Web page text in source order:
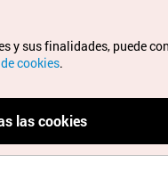
de Corea. Todos los
relacionadas con el
electrónico oficial:
y sus finalidades, puede
cookies.
las cookies